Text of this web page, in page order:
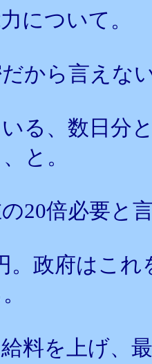
について。
から言えな
る、数日分
と。
20倍必要と
。政府はこ
料を上げ、